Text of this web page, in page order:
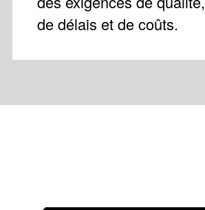
de délais et de coûts.